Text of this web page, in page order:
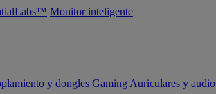
Monitor inteligente
y dongles Gaming Auriculares y audio